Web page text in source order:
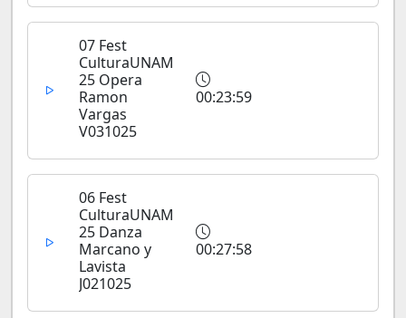
07 Fest
CulturaUNAM
25 Opera
Ramon
Vargas
V031025
00:23:59
06 Fest
CulturaUNAM
25 Danza
Marcano y
Lavista
J021025
00:27:58